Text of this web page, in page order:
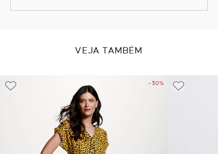
VEJA TAMBÉM
- 30%